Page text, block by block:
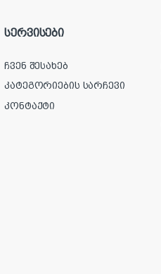
სერვისები
ჩვენ შესახებ
კატეგორიების სარჩევი
კონტაქტი